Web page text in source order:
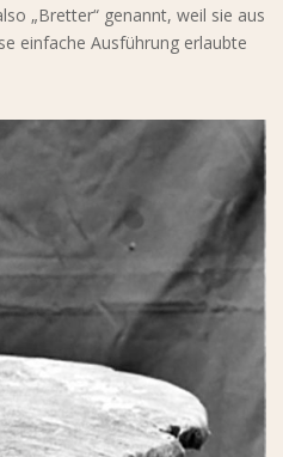
„Bretter“ genannt, weil sie aus
einfache Ausführung erlaubte